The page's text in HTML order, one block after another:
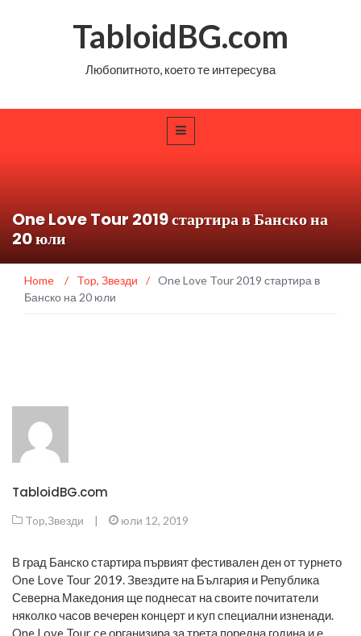
TabloidBG.com
Любопитното, което те интересува
One Love Tour 2019 стартира в Банско на
20 юли
Home / Top, Звезди / One Love Tour 2019 стартира в
Банско на 20 юли
TabloidBG.com
Top,Звезди | юли 12, 2019
В град Банско стартира първият фестивален ден от турнето
One Love Tour 2019. Звездите на България и Република
Северна Македония ще поднесат на своите почитатели
няколко часов вечерен концерт и куп специални изненади.
One Love Tour се организира за трета поредна година и е